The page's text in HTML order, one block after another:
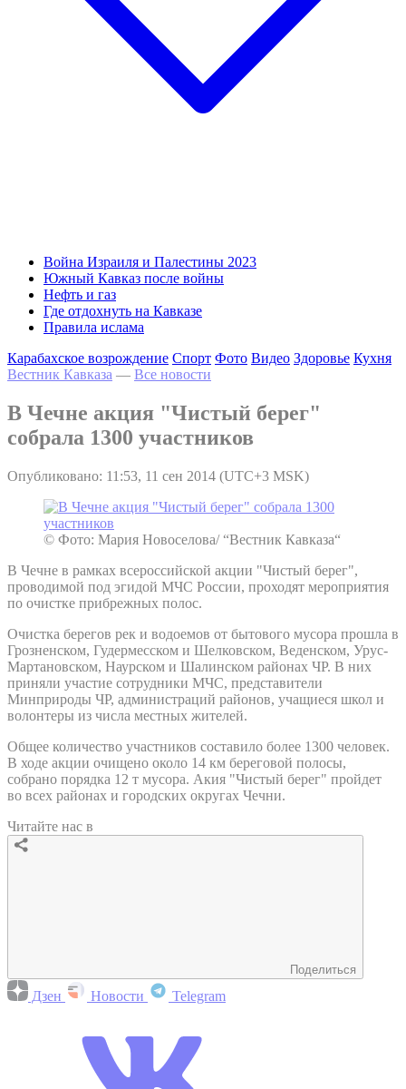
Война Израиля и Палестины 2023
Южный Кавказ после войны
Нефть и газ
Где отдохнуть на Кавказе
Правила ислама
Карабахское возрождение Спорт Фото Видео Здоровье Кухня
Вестник Кавказа — Все новости
В Чечне акция "Чистый берег"
собрала 1300 участников
Опубликовано: 11:53, 11 сен 2014 (UTC+3 MSK)
© Фото: Мария Новоселова/ “Вестник Кавказа“
В Чечне в рамках всероссийской акции "Чистый берег",
проводимой под эгидой МЧС России, проходят мероприятия
по очистке прибрежных полос.
Очистка берегов рек и водоемов от бытового мусора прошла в
Грозненском, Гудермесском и Шелковском, Веденском, Урус-
Мартановском, Наурском и Шалинском районах ЧР. В них
приняли участие сотрудники МЧС, представители
Минприроды ЧР, администраций районов, учащиеся школ и
волонтеры из числа местных жителей.
Общее количество участников составило более 1300 человек.
В ходе акции очищено около 14 км береговой полосы,
собрано порядка 12 т мусора. Акия "Чистый берег" пройдет
во всех районах и городских округах Чечни.
Читайте нас в
Поделиться
Дзен Новости Telegram